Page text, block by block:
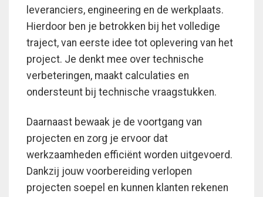
leveranciers, engineering en de werkplaats.
Hierdoor ben je betrokken bij het volledige
traject, van eerste idee tot oplevering van het
project. Je denkt mee over technische
verbeteringen, maakt calculaties en
ondersteunt bij technische vraagstukken.
Daarnaast bewaak je de voortgang van
projecten en zorg je ervoor dat
werkzaamheden efficiënt worden uitgevoerd.
Dankzij jouw voorbereiding verlopen
projecten soepel en kunnen klanten rekenen